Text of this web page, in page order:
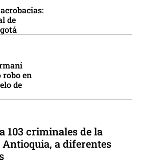
de
en
de
103 criminales de la
a diferentes